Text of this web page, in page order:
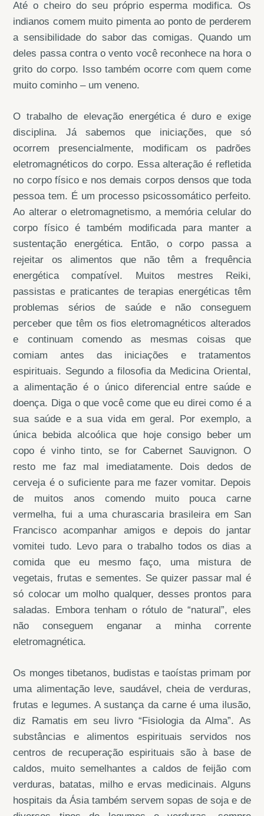
Até o cheiro do seu próprio esperma modifica. Os
indianos comem muito pimenta ao ponto de perderem
a sensibilidade do sabor das comigas. Quando um
deles passa contra o vento você reconhece na hora o
grito do corpo. Isso também ocorre com quem come
muito cominho – um veneno.
O trabalho de elevação energética é duro e exige
disciplina. Já sabemos que iniciações, que só
ocorrem presencialmente, modificam os padrões
eletromagnéticos do corpo. Essa alteração é refletida
no corpo físico e nos demais corpos densos que toda
pessoa tem. É um processo psicossomático perfeito.
Ao alterar o eletromagnetismo, a memória celular do
corpo físico é também modificada para manter a
sustentação energética. Então, o corpo passa a
rejeitar os alimentos que não têm a frequência
energética compatível. Muitos mestres Reiki,
passistas e praticantes de terapias energéticas têm
problemas sérios de saúde e não conseguem
perceber que têm os fios eletromagnéticos alterados
e continuam comendo as mesmas coisas que
comiam antes das iniciações e tratamentos
espirituais. Segundo a filosofia da Medicina Oriental,
a alimentação é o único diferencial entre saúde e
doença. Diga o que você come que eu direi como é a
sua saúde e a sua vida em geral. Por exemplo, a
única bebida alcoólica que hoje consigo beber um
copo é vinho tinto, se for Cabernet Sauvignon. O
resto me faz mal imediatamente. Dois dedos de
cerveja é o suficiente para me fazer vomitar. Depois
de muitos anos comendo muito pouca carne
vermelha, fui a uma churascaria brasileira em San
Francisco acompanhar amigos e depois do jantar
vomitei tudo. Levo para o trabalho todos os dias a
comida que eu mesmo faço, uma mistura de
vegetais, frutas e sementes. Se quizer passar mal é
só colocar um molho qualquer, desses prontos para
saladas. Embora tenham o rótulo de “natural”, eles
não conseguem enganar a minha corrente
eletromagnética.
Os monges tibetanos, budistas e taoístas primam por
uma alimentação leve, saudável, cheia de verduras,
frutas e legumes. A sustança da carne é uma ilusão,
diz Ramatis em seu livro “Fisiologia da Alma”. As
substâncias e alimentos espirituais servidos nos
centros de recuperação espirituais são à base de
caldos, muito semelhantes a caldos de feijão com
verduras, batatas, milho e ervas medicinais. Alguns
hospitais da Ásia também servem sopas de soja e de